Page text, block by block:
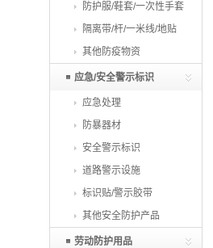
防护服/鞋套/一次性手套
隔离带/杆/一米线/地贴
其他防疫物资
应急/安全警示标识
应急处理
防暴器材
安全警示标识
道路警示设施
标识贴/警示胶带
其他安全防护产品
劳动防护用品